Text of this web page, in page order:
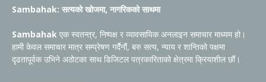
Sambahak: सत्यको खोजमा, नागरिकको साथमा
Sambahak एक स्वतन्त्र, निष्पक्ष र व्यावसायिक अनलाइन समाचार माध्यम हो।
हामी केवल समाचार मात्र सम्प्रेषण गर्दैनौं, बरु सत्य, न्याय र शान्तिको पक्षमा
दृढतापूर्वक उभिने अठोटका साथ डिजिटल पत्रकारिताको क्षेत्रमा क्रियाशील छौं।